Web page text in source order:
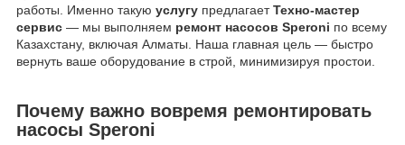
работы. Именно такую услугу предлагаетТехно-мастер
сервис — мы выполняем ремонт насосов Speroni по всему
Казахстану, включая Алматы. Наша главная цель — быстро
вернуть ваше оборудование в строй, минимизируя простои.
Почему важно вовремя ремонтировать
насосы Speroni